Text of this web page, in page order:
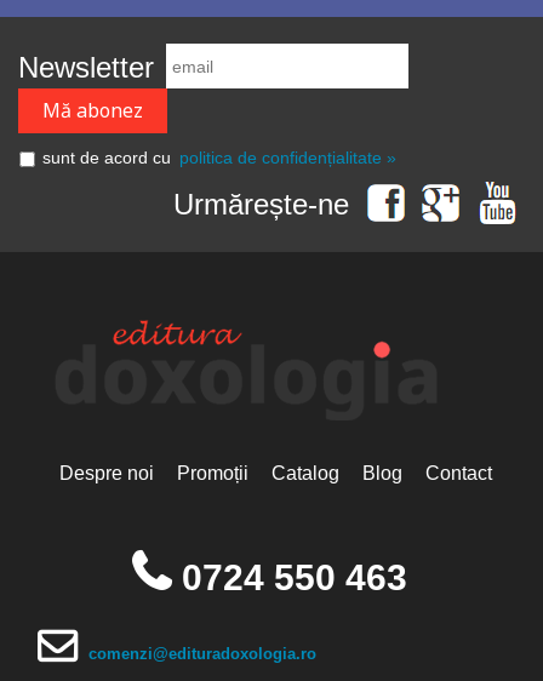
Newsletter
sunt de acord cu politica de confidențialitate »
Urmărește-ne
Despre noi Promoții Catalog Blog Contact
0724 550 463
comenzi@edituradoxologia.ro